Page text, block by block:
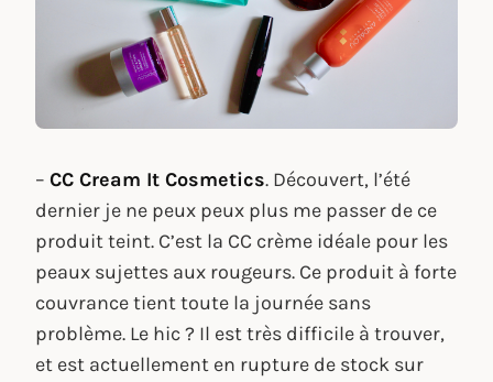
– CC Cream It Cosmetics. Découvert, l’été
dernier je ne peux peux plus me passer de ce
produit teint. C’est la CC crème idéale pour les
peaux sujettes aux rougeurs. Ce produit à forte
couvrance tient toute la journée sans
problème. Le hic ? Il est très difficile à trouver,
et est actuellement en rupture de stock sur